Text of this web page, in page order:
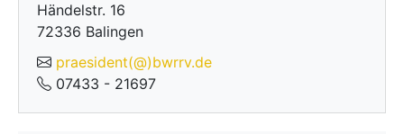
Händelstr. 16
72336 Balingen
praesident(@)bwrrv.de
07433 - 21697